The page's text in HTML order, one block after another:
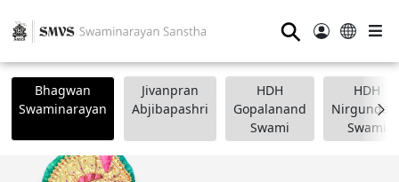
⚲
Bhagwan
Swaminarayan
Jivanpran
Abjibapashri
HDH
Gopalanand
Swami
HDH
Swami